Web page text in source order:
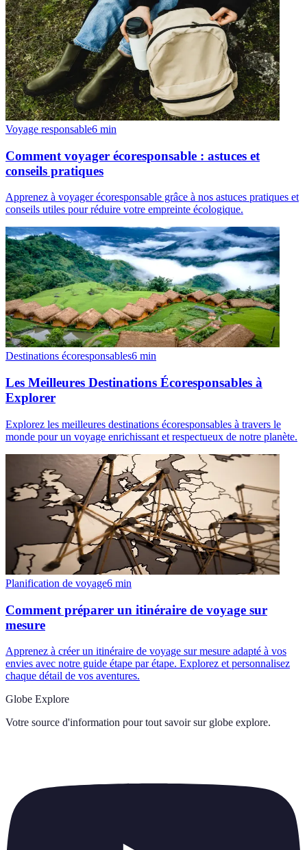
Voyage responsable6 min
Comment voyager écoresponsable : astuces et
conseils pratiques
Apprenez à voyager écoresponsable grâce à nos astuces pratiques et
conseils utiles pour réduire votre empreinte écologique.
Destinations écoresponsables6 min
Les Meilleures Destinations Écoresponsables à
Explorer
Explorez les meilleures destinations écoresponsables à travers le
monde pour un voyage enrichissant et respectueux de notre planète.
Planification de voyage6 min
Comment préparer un itinéraire de voyage sur
mesure
Apprenez à créer un itinéraire de voyage sur mesure adapté à vos
envies avec notre guide étape par étape. Explorez et personnalisez
chaque détail de vos aventures.
Globe Explore
Votre source d'information pour tout savoir sur globe explore.